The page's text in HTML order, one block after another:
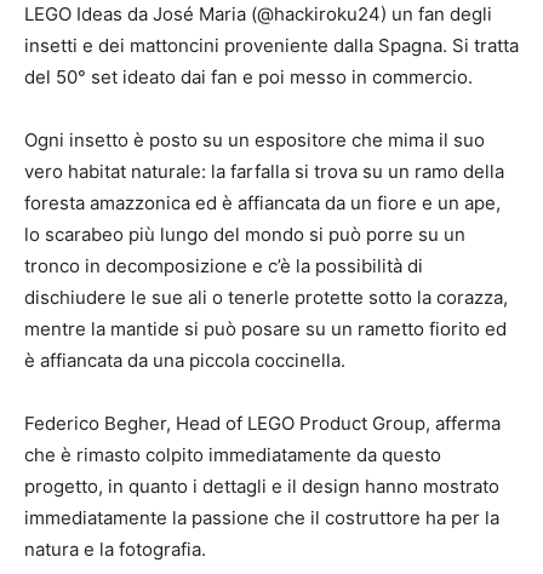
LEGO Ideas da José Maria (@hackiroku24) un fan degli
insetti e dei mattoncini proveniente dalla Spagna. Si tratta
del 50° set ideato dai fan e poi messo in commercio.
Ogni insetto è posto su un espositore che mima il suo
vero habitat naturale: la farfalla si trova su un ramo della
foresta amazzonica ed è affiancata da un fiore e un ape,
lo scarabeo più lungo del mondo si può porre su un
tronco in decomposizione e c’è la possibilità di
dischiudere le sue ali o tenerle protette sotto la corazza,
mentre la mantide si può posare su un rametto fiorito ed
è affiancata da una piccola coccinella.
Federico Begher, Head of LEGO Product Group, afferma
che è rimasto colpito immediatamente da questo
progetto, in quanto i dettagli e il design hanno mostrato
immediatamente la passione che il costruttore ha per la
natura e la fotografia.